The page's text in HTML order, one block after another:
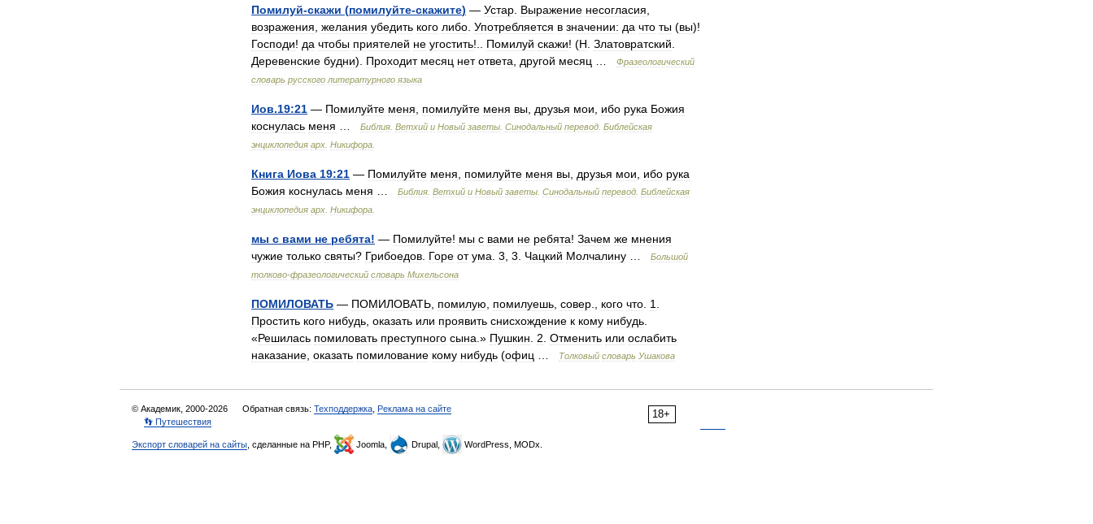
Помилуй-скажи (помилуйте-скажите) — Устар Выражение несогласия
возражения желания убедить кого либо Употребляется в значении: да что ты (вы)!
Господи! да чтобы приятелей не угостить!.. Помилуй скажи! (Н Златовратский
Деревенские будни). Проходит месяц нет ответа другой месяц
Фразеологический
словарь русского литературного языка
Иов.19:21 — Помилуйте меня помилуйте меня вы друзья мои ибо рука Божия
коснулась меня Библия Ветхий и Новый заветы Синодальный перевод Библейская
энциклопедия арх Никифора
Книга Иова 19:21 — Помилуйте меня помилуйте меня вы друзья мои ибо рука
Божия коснулась меня Библия Ветхий и Новый заветы Синодальный перевод Библейская
энциклопедия арх Никифора
мы с вами не ребята! — Помилуйте! мы с вами не ребята! Зачем же мнения
чужие только святы? Грибоедов Горе от ума 3 3 Чацкий Молчалину
Большой
толково-фразеологический словарь Михельсона
ПОМИЛОВАТЬ — ПОМИЛОВАТЬ помилую помилуешь совер кого что 1
Простить кого нибудь оказать или проявить снисхождение к кому нибудь
«Решилась помиловать преступного сына .» Пушкин 2 Отменить или ослабить
наказание оказать помилование кому нибудь (офиц Толковый словарь Ушакова
18+
© Академик, 2000-2026 Обратная связь: Техподдержка Реклама на сайте
👣 Путешествия
Экспорт словарей на сайты , сделанные на PHP, Joomla, Drupal, WordPress, MODx.